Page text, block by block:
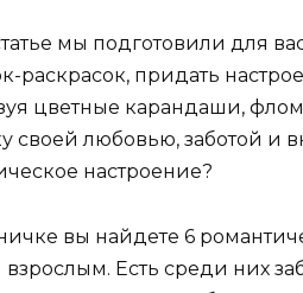
мы подготовили для
раскрасок, придать
цветные карандаши,
своей любовью, заботой и
настроение?
вы найдете 6
Есть среди них